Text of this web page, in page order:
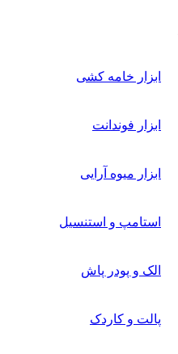
ابزار خامه کشی
ابزار فوندانت
ابزار میوه آرایی
استامپ و استنسیل
الک و پودر پاش
پالت و کاردک